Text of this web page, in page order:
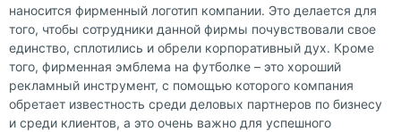
наносится фирменный логотип компании. Это делается для
того, чтобы сотрудники данной фирмы почувствовали свое
единство, сплотились и обрели корпоративный дух. Кроме
того, фирменная эмблема на футболке – это хороший
рекламный инструмент, с помощью которого компания
обретает известность среди деловых партнеров по бизнесу
и среди клиентов, а это очень важно для успешного